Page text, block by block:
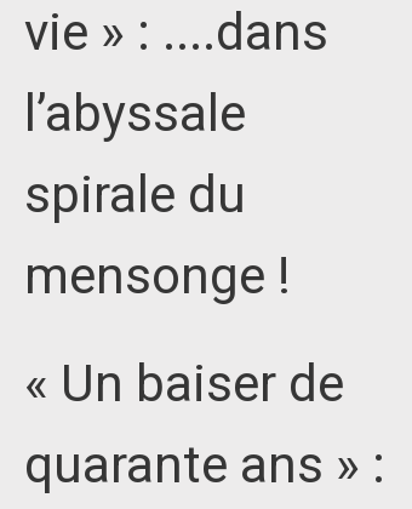
vie » : ....dans
l’abyssale
spirale du
mensonge !
« Un baiser de
quarante ans » :